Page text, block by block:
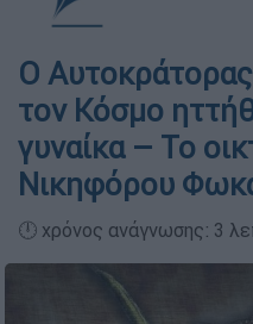
Ο
τον Κόσμο
γυναίκα – Το
Νικηφόρου
🕛 χρόνος ανάγνωσης: 3